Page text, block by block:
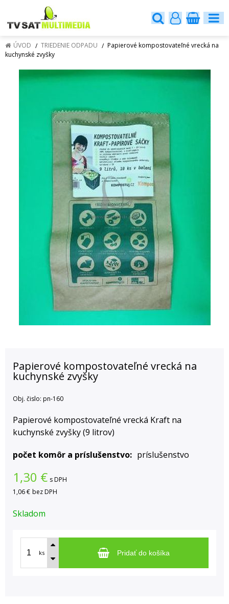
ÚVOD TRIEDENIE ODPADU
Papierové kompostovateľné vrecká na
kuchynské zvyšky
Papierové kompostovateľné vrecká na
kuchynské zvyšky
Obj. čislo: pn-160
Papierové kompostovateľné vrecká Kraft na
kuchynské zvyšky (9 litrov)
počet komôr a príslušenstvo
príslušenstvo
1,30 € s DPH
1,06 € bez DPH
Skladom
ks Pridať do košíka